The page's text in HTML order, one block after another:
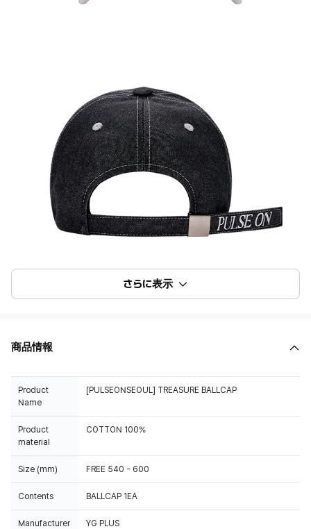
さらに表示
商品情報
Product
Name
[PULSEONSEOUL] TREASURE BALLCAP
Product
material
COTTON 100%
Size (mm) FREE 540 - 600
Contents BALLCAP 1EA
Manufacturer YG PLUS